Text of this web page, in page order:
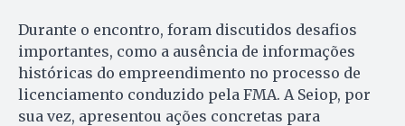
Durante o encontro, foram discutidos desafios
importantes, como a ausência de informações
históricas do empreendimento no processo de
licenciamento conduzido pela FMA. A Seiop, por
sua vez, apresentou ações concretas para